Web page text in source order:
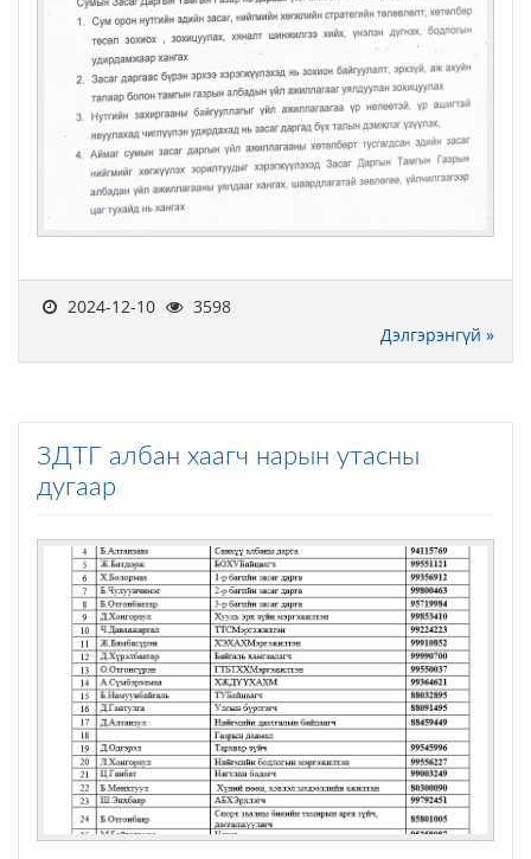
2024-12-10
3598
Дэлгэрэнгүй »
ЗДТГ албан хаагч нарын утасны
дугаар